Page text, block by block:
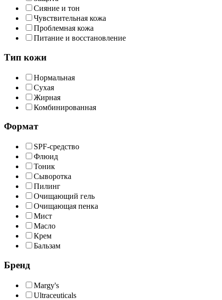
Сияние и тон
Чувствительная кожа
Проблемная кожа
Питание и восстановление
Тип кожи
Нормальная
Сухая
Жирная
Комбинированная
Формат
SPF-средство
Флюид
Тоник
Сыворотка
Пилинг
Очищающий гель
Очищающая пенка
Мист
Масло
Крем
Бальзам
Бренд
Margy's
Ultraceuticals